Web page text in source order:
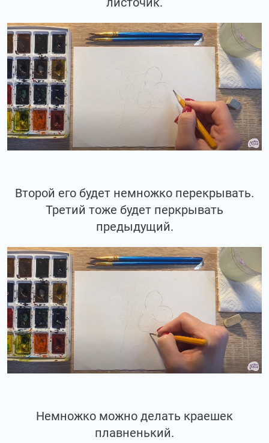
Второй его будет немножко перекрывать.
Третий тоже будет перкрывать
предыдущий.
Немножко можно делать краешек
плавненький.